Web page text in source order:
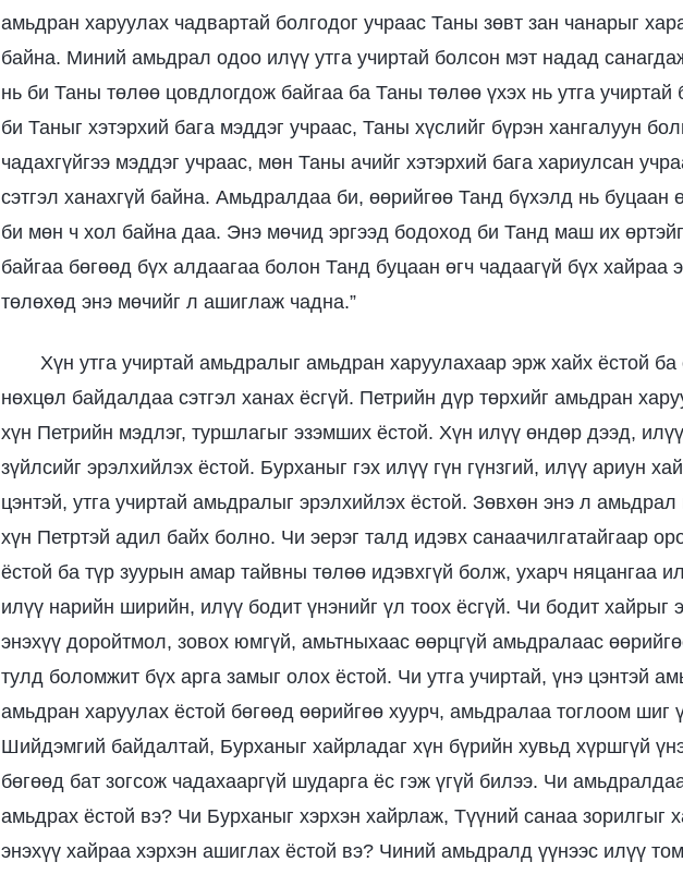
амьдран харуулах чадвартай болгодог учраас Таны зөвт зан чанарыг
байна. Миний амьдрал одоо илүү утга учиртай болсон мэт надад
нь би Таны төлөө цовдлогдож байгаа ба Таны төлөө үхэх нь утга учиртай
би Таныг хэтэрхий бага мэддэг учраас, Таны хүслийг бүрэн хангалуун
чадахгүйгээ мэддэг учраас, мөн Таны ачийг хэтэрхий бага хариулсан
сэтгэл ханахгүй байна. Амьдралдаа би, өөрийгөө Танд бүхэлд нь буцаан
би мөн ч хол байна даа. Энэ мөчид эргээд бодоход би Танд маш их
байгаа бөгөөд бүх алдаагаа болон Танд буцаан өгч чадаагүй бүх хайраа
төлөхөд энэ мөчийг л ашиглаж чадна.”
Хүн утга учиртай амьдралыг амьдран харуулахаар эрж хайх ёстой ба
нөхцөл байдалдаа сэтгэл ханах ёсгүй. Петрийн дүр төрхийг амьдран
хүн Петрийн мэдлэг, туршлагыг эзэмших ёстой. Хүн илүү өндөр дээд, илүү
зүйлсийг эрэлхийлэх ёстой. Бурханыг гэх илүү гүн гүнзгий, илүү ариун
цэнтэй, утга учиртай амьдралыг эрэлхийлэх ёстой. Зөвхөн энэ л
хүн Петртэй адил байх болно. Чи эерэг талд идэвх санаачилгатайгаар
ёстой ба түр зуурын амар тайвны төлөө идэвхгүй болж, ухарч няцангаа
илүү нарийн ширийн, илүү бодит үнэнийг үл тоох ёсгүй. Чи бодит хайрыг
энэхүү доройтмол, зовох юмгүй, амьтныхаас өөрцгүй амьдралаас
тулд боломжит бүх арга замыг олох ёстой. Чи утга учиртай, үнэ цэнтэй
амьдран харуулах ёстой бөгөөд өөрийгөө хуурч, амьдралаа тоглоом шиг
Шийдэмгий байдалтай, Бурханыг хайрладаг хүн бүрийн хувьд хүршгүй
бөгөөд бат зогсож чадахааргүй шударга ёс гэж үгүй билээ. Чи
амьдрах ёстой вэ? Чи Бурханыг хэрхэн хайрлаж, Түүний санаа зорилгыг
энэхүү хайраа хэрхэн ашиглах ёстой вэ? Чиний амьдралд үүнээс илүү